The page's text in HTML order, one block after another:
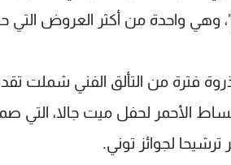
وهي واحدة من أكثر العروض التي
فترة من التألق الفني ​شملت
الأحمر لحفل ميت ​جالا، التي
ترشيحا لجوائز توني.